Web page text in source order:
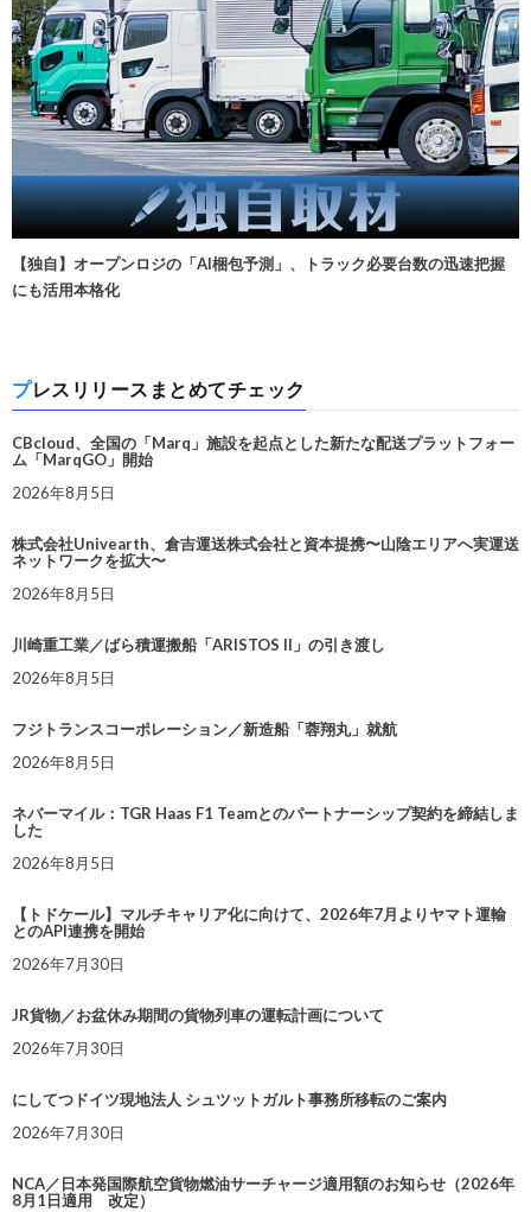
【独自】オープンロジの「AI梱包予測」、トラック必要台数の迅速把握
にも活用本格化
プレスリリースまとめてチェック
CBcloud、全国の「Marq」施設を起点とした新たな配送プラットフォー
ム「MarqGO」開始
2026年8月5日
株式会社Univearth、倉吉運送株式会社と資本提携〜山陰エリアへ実運送
ネットワークを拡大〜
2026年8月5日
川崎重工業／ばら積運搬船「ARISTOS II」の引き渡し
2026年8月5日
フジトランスコーポレーション／新造船「蓉翔丸」就航
2026年8月5日
ネバーマイル：TGR Haas F1 Teamとのパートナーシップ契約を締結しま
した
2026年8月5日
【トドケール】マルチキャリア化に向けて、2026年7月よりヤマト運輸
とのAPI連携を開始
2026年7月30日
JR貨物／お盆休み期間の貨物列車の運転計画について
2026年7月30日
にしてつドイツ現地法人 シュツットガルト事務所移転のご案内
2026年7月30日
NCA／日本発国際航空貨物燃油サーチャージ適用額のお知らせ（2026年
8月1日適用 改定）